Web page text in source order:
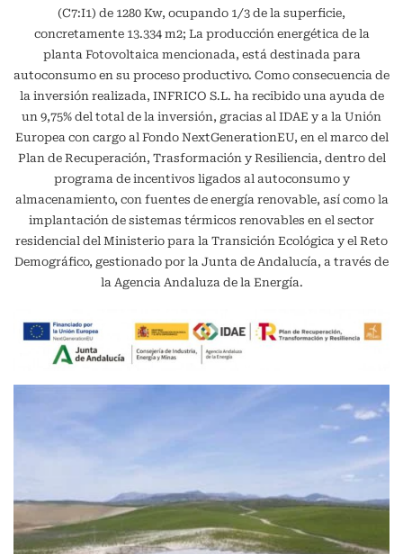
(C7:I1) de 1280 Kw, ocupando 1/3 de la superficie,
concretamente 13.334 m2; La producción energética de la
planta Fotovoltaica mencionada, está destinada para
autoconsumo en su proceso productivo. Como consecuencia de
la inversión realizada, INFRICO S.L. ha recibido una ayuda de
un 9,75% del total de la inversión, gracias al IDAE y a la Unión
Europea con cargo al Fondo NextGenerationEU, en el marco del
Plan de Recuperación, Trasformación y Resiliencia, dentro del
programa de incentivos ligados al autoconsumo y
almacenamiento, con fuentes de energía renovable, así como la
implantación de sistemas térmicos renovables en el sector
residencial del Ministerio para la Transición Ecológica y el Reto
Demográfico, gestionado por la Junta de Andalucía, a través de
la Agencia Andaluza de la Energía.